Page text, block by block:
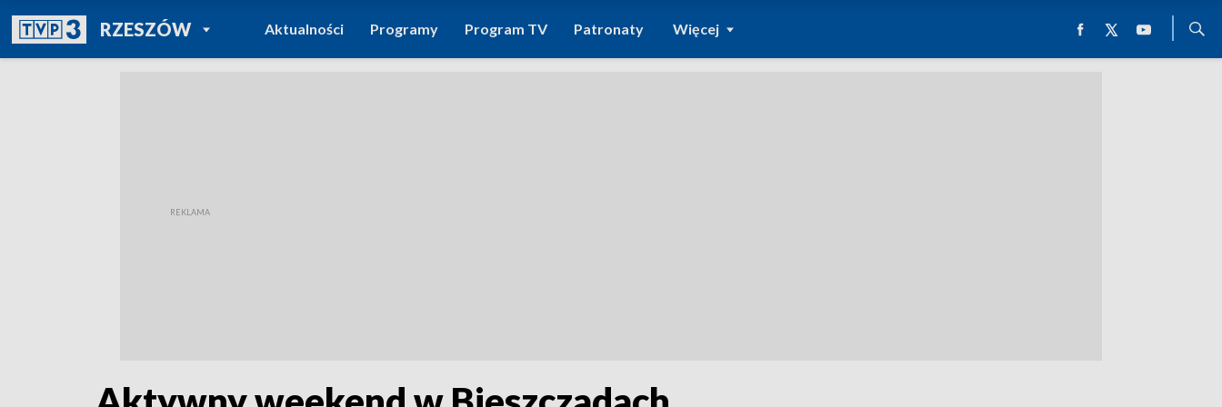
RZESZÓWPOWRÓT DO
TVP REGIONY
Aktualności Programy Program TV Patronaty Więcej